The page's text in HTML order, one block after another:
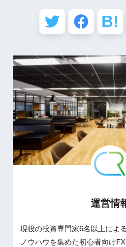
運営情
現役の投資専門家6名以上によ
ノウハウを集めた初心者向けFX